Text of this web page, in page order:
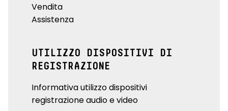
Vendita
Assistenza
UTILIZZO DISPOSITIVI DI
REGISTRAZIONE
Informativa utilizzo dispositivi
registrazione audio e video